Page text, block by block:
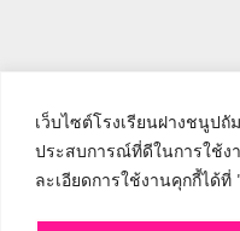
เว็บไซต์โรงเรียนฝางชนูป
ประสบการณ์ที่ดีในการใช้ง
ละเอียดการใช้งานคุกกี้ได้